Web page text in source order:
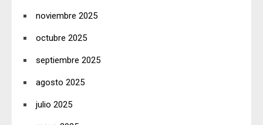
noviembre 2025
octubre 2025
septiembre 2025
agosto 2025
julio 2025